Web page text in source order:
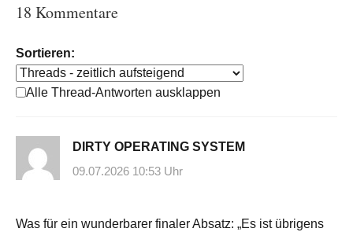
18 Kommentare
Sortieren:
Alle Thread-Antworten ausklappen
DIRTY OPERATING SYSTEM
09.07.2026 10:53 Uhr
Was für ein wunderbarer finaler Absatz: „Es ist übrigens